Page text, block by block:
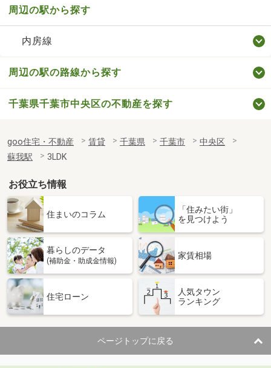
周辺の駅から探す
内房線
周辺の駅の路線から探す
千葉県千葉市中央区の不動産を探す
goo住宅・不動産 賃貸 千葉県 千葉市
中央区
蘇我駅
3LDK
お役立ち情報
住まいのコラム
「住みたい街」
を見つけよう
暮らしのデータ
(補助金・助成金情報)
家賃相場
住宅ローン
人気タウン
ランキング
ページトップに戻る